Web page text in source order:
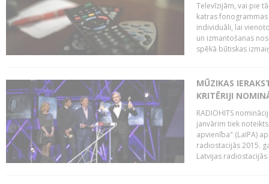
Televīzijām, vai pie
katras
individuāli, lai
un izmantošanas
spēkā būtiskas
MŪZIKAS
KRITĒRIJI
RADIOHITS
janvārim tiek
apvienība" (LaIPA)
radiostacijās 2015.
Latvijas